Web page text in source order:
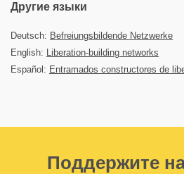
Другие языки
Deutsch: Befreiungsbildende Netzwerke
English: Liberation-building networks
Español: Entramados constructores de
Поддержите